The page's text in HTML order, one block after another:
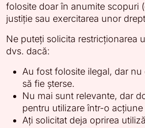
folosite doar în anumite scopuri
justiție sau exercitarea unor
Ne puteți solicita restricționarea
dvs. dacă:
Au fost folosite ilegal, dar nu
să fie șterse.
Nu mai sunt relevante, dar
pentru utilizare într-o
Ați solicitat deja oprirea